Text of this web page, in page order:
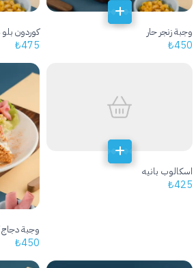
وجبة زنجر حار
450
₺
كوردون
475
₺
اسكالوب بانيه
425
₺
وجبة دجاج
450
₺